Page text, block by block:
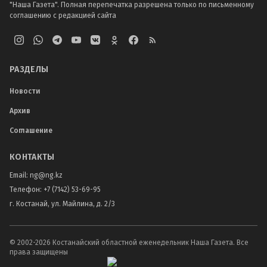
"Наша Газета". Полная перепечатка разрешена только по письменному
соглашению с редакцией сайта
РАЗДЕЛЫ
Новости
Архив
Соглашение
КОНТАКТЫ
Email: ng@ng.kz
Телефон: +7 (7142) 53-69-95
г. Костанай, ул. Майлина, д. 2/3
© 2002-2026 Костанайский областной еженедельник Наша Газета. Все
права защищены